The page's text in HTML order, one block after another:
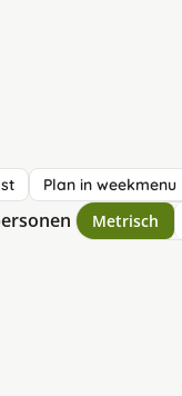
Plan in weekmenu
Metrisch